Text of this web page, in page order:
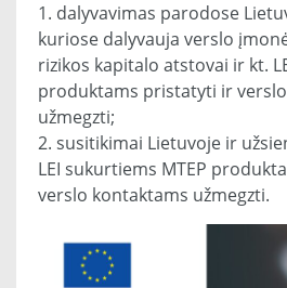
1. dalyvavimas parodose
kuriose dalyvauja verslo
rizikos kapitalo atstovai ir kt.
produktams pristatyti ir
užmegzti;
2. susitikimai Lietuvoje ir
LEI sukurtiems MTEP
verslo kontaktams užmegzti.